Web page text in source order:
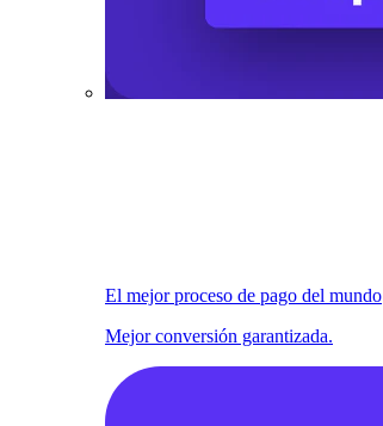
El mejor proceso de pago del mundo
Mejor conversión garantizada.